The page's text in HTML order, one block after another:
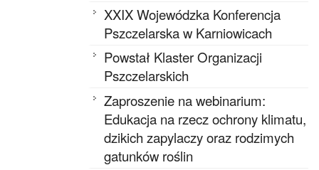
XXIX Wojewódzka Konferencja
Pszczelarska w Karniowicach
Powstał Klaster Organizacji
Pszczelarskich
Zaproszenie na webinarium:
Edukacja na rzecz ochrony klimatu,
dzikich zapylaczy oraz rodzimych
gatunków roślin